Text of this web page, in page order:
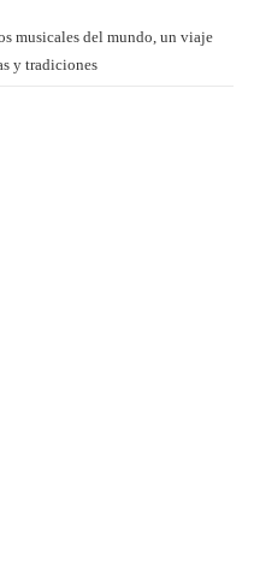
musicales del mundo, un viaje
y tradiciones